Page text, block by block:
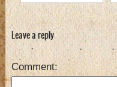
Leave a reply
Comment